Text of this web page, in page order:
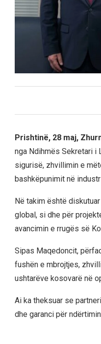
Prishtinë, 28 maj,
nga Ndihmës Sekretari i
sigurisë, zhvillimin e
bashkëpunimit në
Në takim është
global, si dhe për
avancimin e rrugës së
Sipas Maqedoncit,
fushën e mbrojtjes,
ushtarëve kosovarë në
Ai ka theksuar se
dhe garanci për